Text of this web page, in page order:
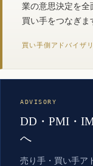
業の意思決定を全
買い手をつなぎま
買い手側アドバイザ
ADVISORY
DD・PMI・
へ
売り手・買い手ア